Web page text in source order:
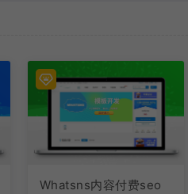
Whatsns内容付费seo